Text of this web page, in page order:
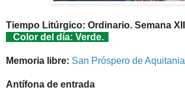
Tiempo Litúrgico: Ordinario. Semana
Color del día: Verde.
Memoria libre: San Próspero de
Antífona de entrada